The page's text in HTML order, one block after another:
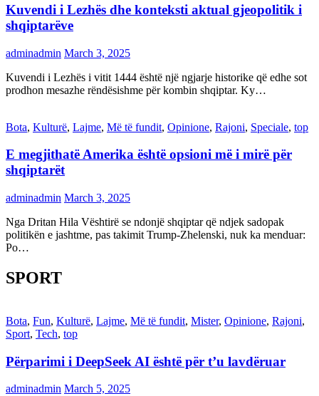
Kuvendi i Lezhës dhe konteksti aktual gjeopolitik i
shqiptarëve
adminadmin March 3, 2025
Kuvendi i Lezhës i vitit 1444 është një ngjarje historike që edhe sot
prodhon mesazhe rëndësishme për kombin shqiptar. Ky…
Bota, Kulturë, Lajme, Më të fundit, Opinione, Rajoni, Speciale, top
E megjithatë Amerika është opsioni më i mirë për
shqiptarët
adminadmin March 3, 2025
Nga Dritan Hila Vështirë se ndonjë shqiptar që ndjek sadopak
politikën e jashtme, pas takimit Trump-Zhelenski, nuk ka menduar:
Po…
SPORT
Bota, Fun, Kulturë, Lajme, Më të fundit, Mister, Opinione, Rajoni,
Sport, Tech, top
Përparimi i DeepSeek AI është për t’u lavdëruar
adminadmin March 5, 2025